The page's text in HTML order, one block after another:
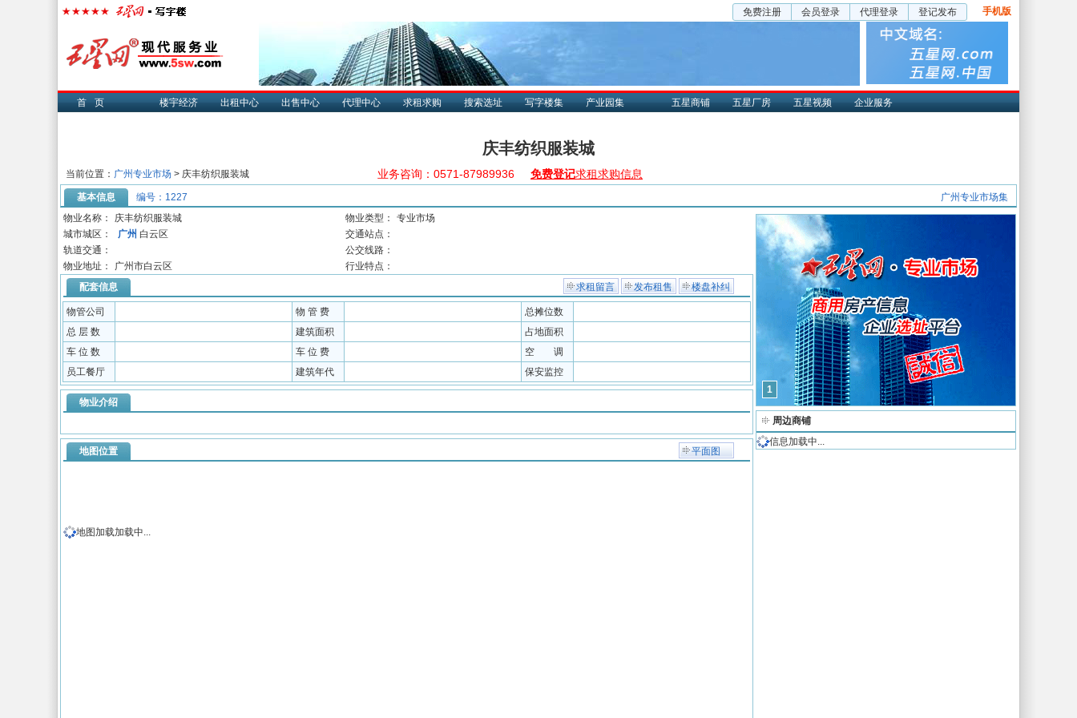
免费注册 会员登录 代理登录 登记发布 手机版
首页 楼宇经济 出租中心 出售中心 代理中心 求租求购 搜索选址 写字楼集 产业园集 五星商铺 五星厂房 五星视频 企业服务
庆丰纺织服装城
当前位置： 广州专业市场 > 庆丰纺织服装城 业务咨询：0571-87989936 免费登记求租求购信息
基本信息 编号：1227
广州专业市场集
物业名称：
庆丰纺织服装城 物业类型：
专业市场
城市城区：
广州 白云区
交通站点：
轨道交通：
公交线路：
物业地址：
广州市白云区
行业特点：
求租留言
发布租售 楼盘补纠
配套信息
物管公司 物 管 费
总摊位数
总 层 数
建筑面积
占地面积
车 位 数
车 位 费
空 调
员工餐厅
建筑年代 保安监控
物业介绍
平面图
地图位置
地图加载加载中...
1
周边商铺
信息加载中...